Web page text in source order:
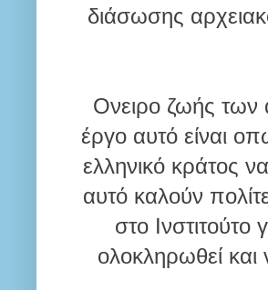
διάσωσης
Ονειρο ζωής
έργο αυτό είναι
ελληνικό κράτος
αυτό καλούν
στο
ολοκληρωθεί και